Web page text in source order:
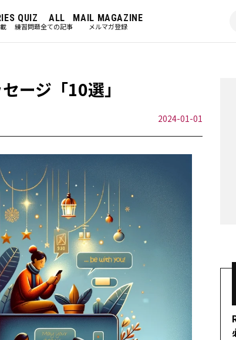
QUIZ
練習問題
ALL
全ての記事
MAIL MAGAZINE
メルマガ登録
ージ「10選」
2024-01-01